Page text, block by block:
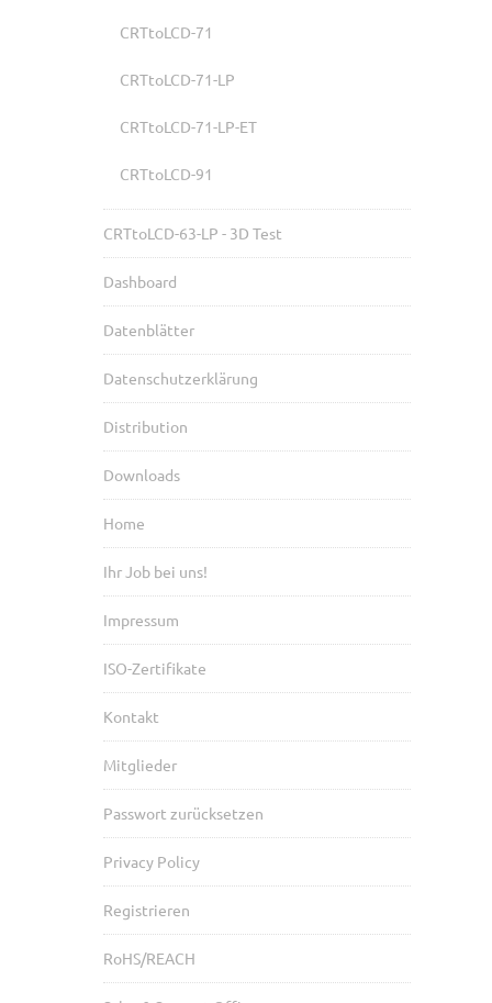
CRTtoLCD-71
CRTtoLCD-71-LP
CRTtoLCD-71-LP-ET
CRTtoLCD-91
CRTtoLCD-63-LP - 3D Test
Dashboard
Datenblätter
Datenschutzerklärung
Distribution
Downloads
Home
Ihr Job bei uns!
Impressum
ISO-Zertifikate
Kontakt
Mitglieder
Passwort zurücksetzen
Privacy Policy
Registrieren
RoHS/REACH